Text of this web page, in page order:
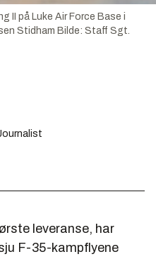
II på Luke Air Force Base i
Stidham Bilde: Staff Sgt.
leveranse, har
F-35-kampflyene